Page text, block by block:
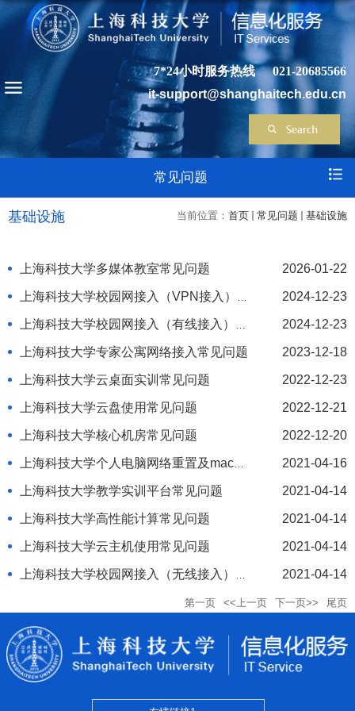
7*24小时服务热线
021-20685566
it-support@shanghaitech.edu.cn
常见问题
当前位置： 首页 常见问题 基础设施
基础设施
上海科技大学多媒体教室常见问题 2026-01-22
上海科技大学校园网接入（VPN接入）常
见问题
2024-12-23
上海科技大学校园网接入（有线接入）常
见问题
2024-12-23
上海科技大学专家公寓网络接入常见问题 2023-12-18
上海科技大学云桌面实训常见问题 2022-12-23
上海科技大学云盘使用常见问题 2022-12-21
上海科技大学核心机房常见问题 2022-12-20
上海科技大学个人电脑网络重置及mac地
址查看方法
2021-04-16
上海科技大学教学实训平台常见问题 2021-04-14
上海科技大学高性能计算常见问题 2021-04-14
上海科技大学云主机使用常见问题 2021-04-14
上海科技大学校园网接入（无线接入）常 2021-04-14
第一页 <<上一页 下一页>> 尾页